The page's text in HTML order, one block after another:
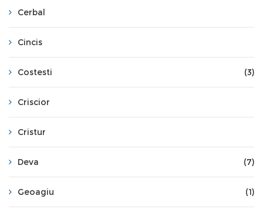
Cerbal
Cincis
Costesti (3)
Criscior
Cristur
Deva (7)
Geoagiu (1)